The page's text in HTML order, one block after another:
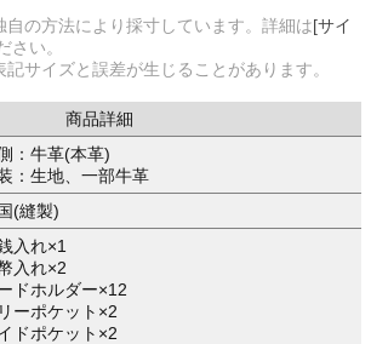
の方法により採寸しています。詳細は[サイ
さい。
サイズと誤差が生じることがあります。
商品詳細
：牛革(本革)
：生地、一部牛革
(縫製)
入れ×1
入れ×2
ドホルダー×12
ーポケット×2
ドポケット×2